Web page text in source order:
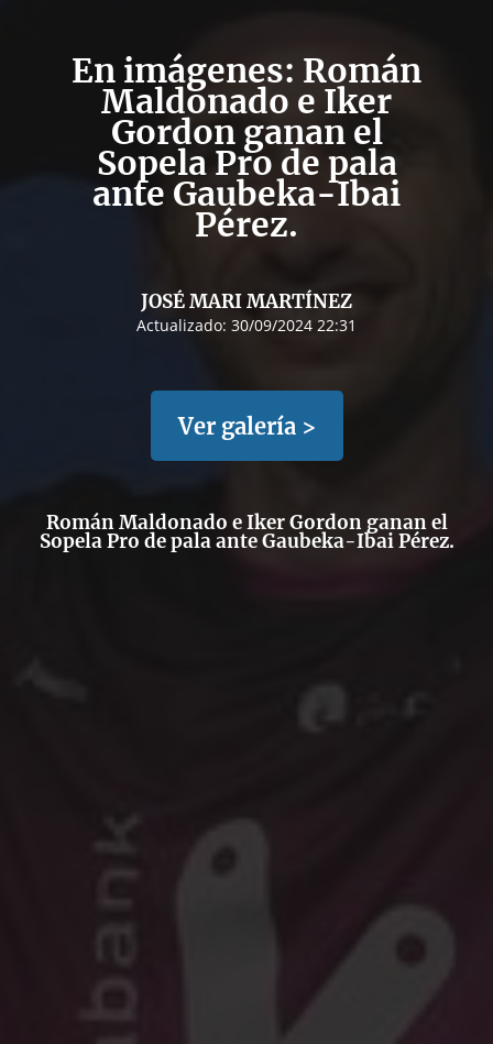
En imágenes: Román
Maldonado e Iker
Gordon ganan el
Sopela Pro de pala
ante Gaubeka-Ibai
Pérez.
JOSÉ MARI MARTÍNEZ
Actualizado: 30/09/2024 22:31
Ver galería >
Román Maldonado e Iker Gordon ganan el
Sopela Pro de pala ante Gaubeka-Ibai Pérez.